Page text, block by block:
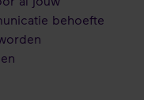
behoefte